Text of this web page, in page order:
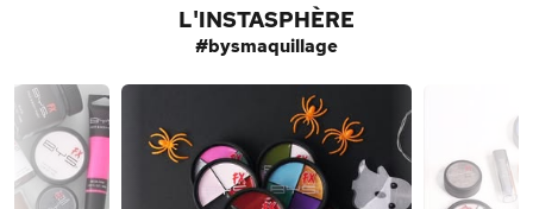
L'INSTASPHÈRE
#bysmaquillage